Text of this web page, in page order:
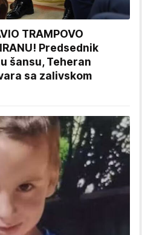
TRAMPOVO
Predsednik
šansu, Teheran
sa zalivskom